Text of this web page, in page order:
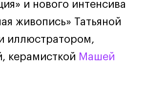
и управленца
лидов
и нового интенсива
живопись» Татьяной
иллюстратором,
керамисткой Машей